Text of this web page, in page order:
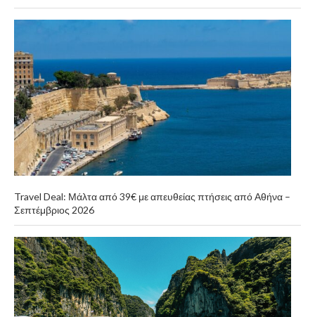
Travel Deal: Μάλτα από 39€ με απευθείας πτήσεις από Αθήνα –
Σεπτέμβριος 2026